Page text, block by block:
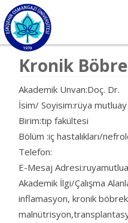
Kronik
Akademik Unvan:Doç. Dr.
İsim/ Soyisim:rüya mutluay
Birim:tıp fakültesi
Bölüm :iç hastalıkları/
Telefon:
E-Mesaj
Akademik İlgi/Çalışma
inflamasyon, kronik